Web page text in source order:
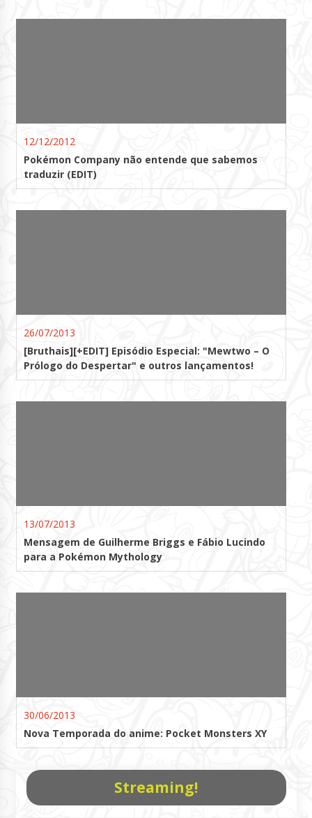
12/12/2012
Pokémon Company não entende que sabemos
traduzir (EDIT)
26/07/2013
[Bruthais][+EDIT] Episódio Especial: "Mewtwo – O
Prólogo do Despertar" e outros lançamentos!
13/07/2013
Mensagem de Guilherme Briggs e Fábio Lucindo
para a Pokémon Mythology
30/06/2013
Nova Temporada do anime: Pocket Monsters XY
Streaming!